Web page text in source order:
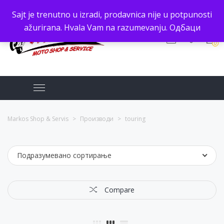
Sajt je trenutno u izradi, prodavnica nije u potpunosti
ažurirana. Hvala Vam na razumevanju. Одбаци
0
Markos Shop & Servis > Производи > touring
Подразумевано сортирање
Compare